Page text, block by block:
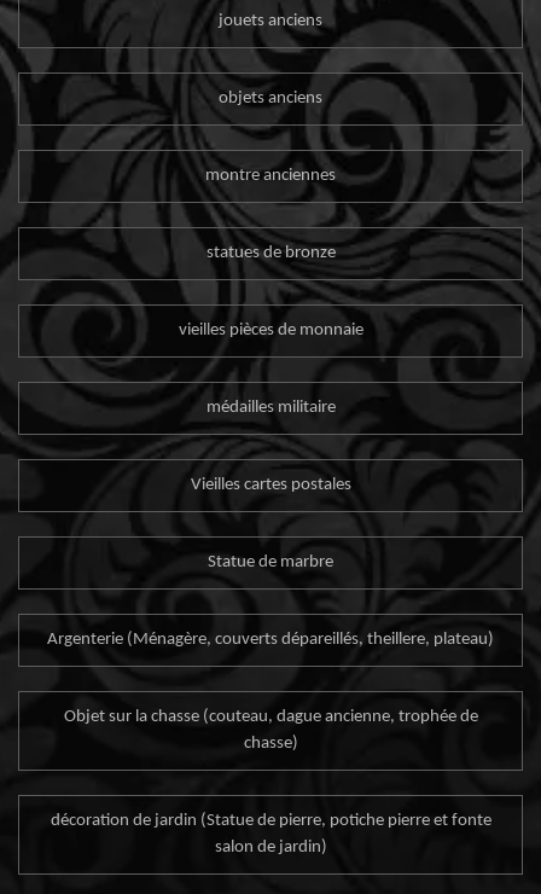
jouets anciens
objets anciens
montre anciennes
statues de bronze
vieilles pièces de monnaie
médailles militaire
Vieilles cartes postales
Statue de marbre
Argenterie (Ménagère, couverts dépareillés, theillere, plateau)
Objet sur la chasse (couteau, dague ancienne, trophée de
chasse)
décoration de jardin (Statue de pierre, potiche pierre et fonte
salon de jardin)